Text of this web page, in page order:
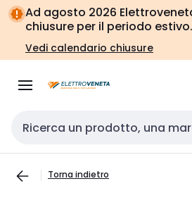
Vai alla
navigazione
Vai
alla
pagina
Ad agosto 2026
chiusure per il periodo estivo.
Vedi calendario chiusure
Cerca input
Torna indietro